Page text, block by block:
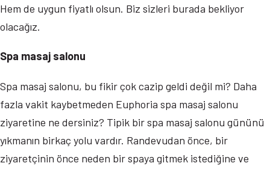
Hem de uygun fiyatlı olsun. Biz sizleri burada bekliyor
olacağız.
Spa masaj salonu
Spa masaj salonu, bu fikir çok cazip geldi değil mi? Daha
fazla vakit kaybetmeden Euphoria spa masaj salonu
ziyaretine ne dersiniz? Tipik bir spa masaj salonu gününü
yıkmanın birkaç yolu vardır. Randevudan önce, bir
ziyaretçinin önce neden bir spaya gitmek istediğine ve